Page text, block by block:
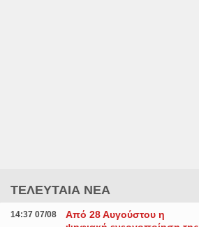
ΤΕΛΕΥΤΑΙΑ ΝΕΑ
14:37 07/08
Από 28 Αυγούστου η